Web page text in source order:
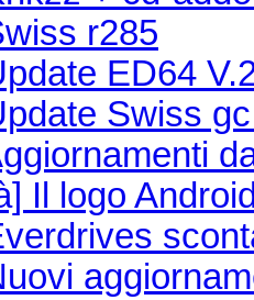
r285
ED64
Swiss
Il logo